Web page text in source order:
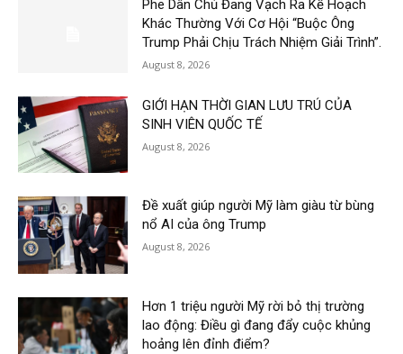
Phe Dân Chủ Đang Vạch Ra Kế Hoạch
Khác Thường Với Cơ Hội “Buộc Ông
Trump Phải Chịu Trách Nhiệm Giải Trình”.
August 8, 2026
GIỚI HẠN THỜI GIAN LƯU TRÚ CỦA
SINH VIÊN QUỐC TẾ
August 8, 2026
Đề xuất giúp người Mỹ làm giàu từ bùng
nổ AI của ông Trump
August 8, 2026
Hơn 1 triệu người Mỹ rời bỏ thị trường
lao động: Điều gì đang đẩy cuộc khủng
hoảng lên đỉnh điểm?